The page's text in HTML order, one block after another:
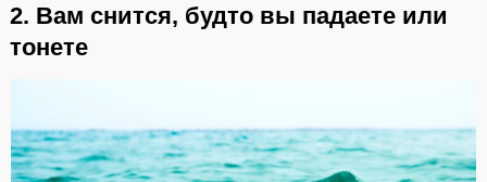
2. Вам снится, будто вы падаете или
тонете